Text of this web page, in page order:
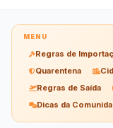
MENU
Regras de
Quarentena
Regras de Saída
Dicas da